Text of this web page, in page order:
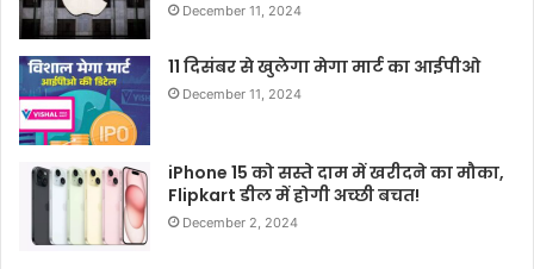
December 11, 2024
11 दिसंबर से खुलेगा मेगा मार्ट का आईपीओ
December 11, 2024
iPhone 15 को सस्ते दाम में खरीदने का मौका,
Flipkart डील में होगी अच्छी बचत!
December 2, 2024